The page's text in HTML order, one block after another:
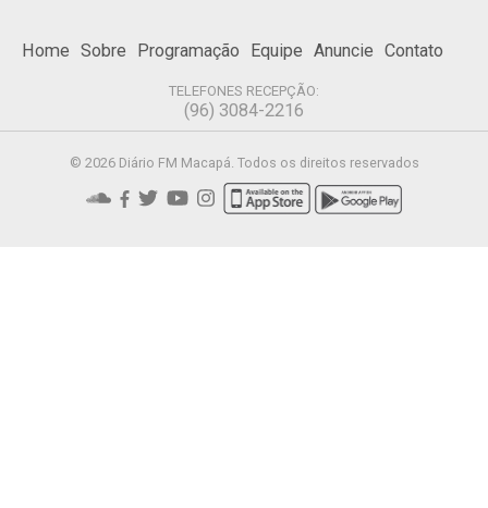
Home Sobre Programação Equipe Anuncie Contato
TELEFONES RECEPÇÃO:
(96) 3084-2216
© 2026 Diário FM Macapá. Todos os direitos reservados